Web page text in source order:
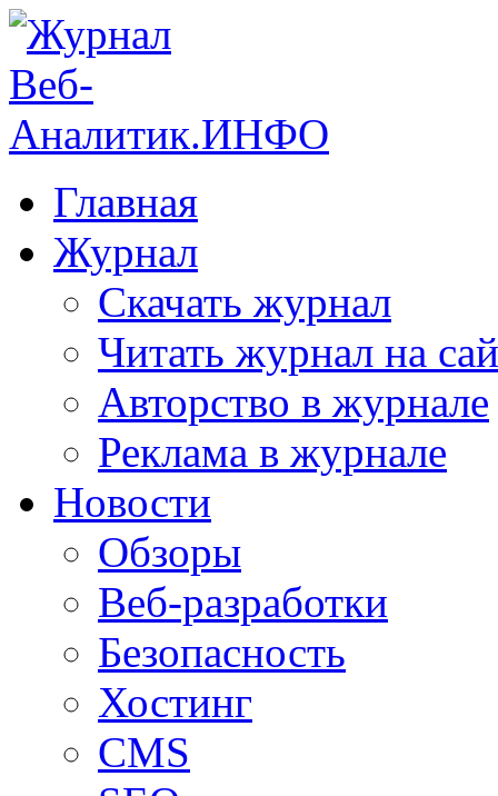
Главная
Журнал
Скачать журнал
Читать журнал на
Авторство в журнале
Реклама в журнале
Новости
Обзоры
Веб-разработки
Безопасность
Хостинг
CMS